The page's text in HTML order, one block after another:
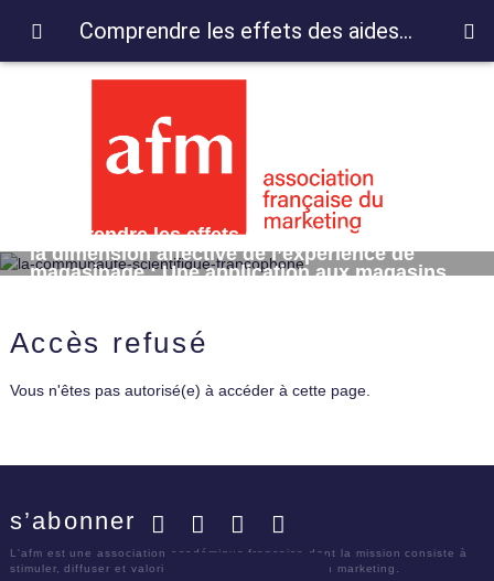
Comprendre les effets des aides à l’achat sur
la dimension affective de l’expérience de
magasinage : Une application aux magasins
Accès refusé
Vous n'êtes pas autorisé(e) à accéder à cette page.
s’abonner
L'afm est une association académique française dont la mission consiste à
stimuler, diffuser et valoriser le savoir scientifique en marketing.
Comprendre les effets des aides à l’achat sur la dimension affective de l’expérience de magasinage : Une application aux magasins connectés